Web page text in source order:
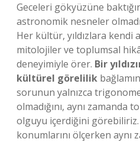
Geceleri gökyüzüne
astronomik nesneler
Her kültür, yıldızlara kendi
mitolojiler ve toplumsal
deneyimiyle örer. Bir
kültürel görelilik
sorunun yalnızca
olmadığını, aynı
olguyu içerdiğini görebiliriz.
konumlarını ölçerken aynı